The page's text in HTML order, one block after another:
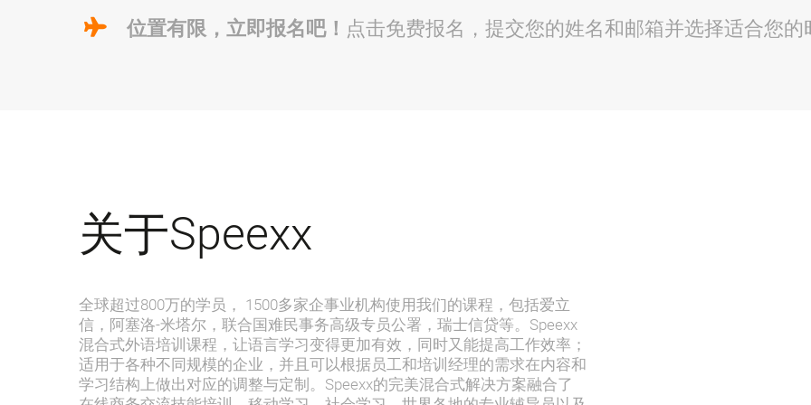
位置有限，立即报名吧！ 点击免费报名，提交您的姓名和邮箱并选择适合您的
关于Speexx
全球超过800万的学员， 1500多家企事业机构使用我们的课程，包括爱立
信，阿塞洛-米塔尔，联合国难民事务高级专员公署，瑞士信贷等。Speexx
混合式外语培训课程，让语言学习变得更加有效，同时又能提高工作效率；
适用于各种不同规模的企业，并且可以根据员工和培训经理的需求在内容和
学习结构上做出对应的调整与定制。Speexx的完美混合式解决方案融合了